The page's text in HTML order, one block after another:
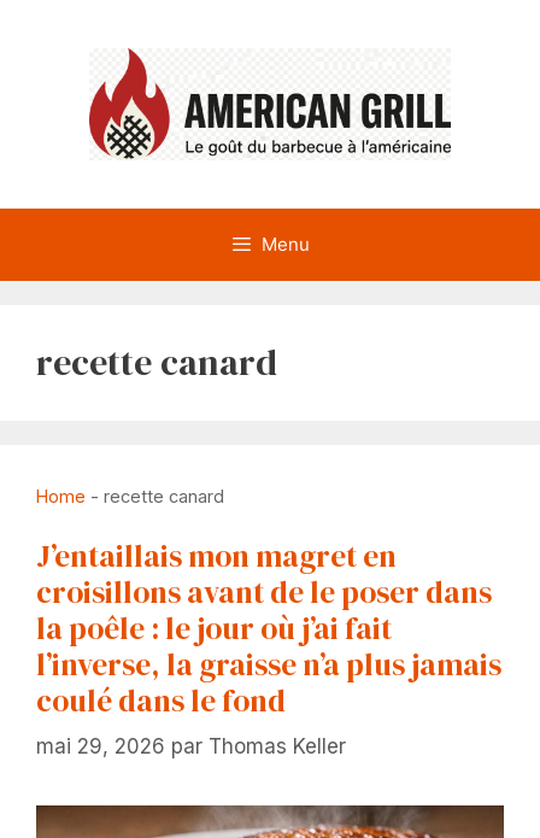
Menu
recette canard
Home - recette canard
J’entaillais mon magret en
croisillons avant de le poser dans
la poêle : le jour où j’ai fait
l’inverse, la graisse n’a plus jamais
coulé dans le fond
mai 29, 2026 par Thomas Keller